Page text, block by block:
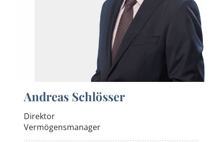
Andreas Schlösser
Direktor
Vermögensmanager